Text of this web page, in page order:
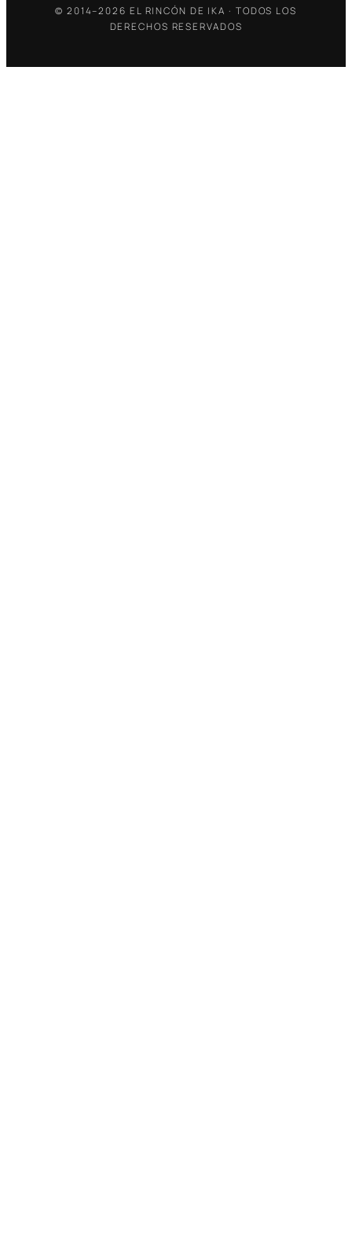
© 2014–2026 EL RINCÓN DE IKA · TODOS LOS
DERECHOS RESERVADOS